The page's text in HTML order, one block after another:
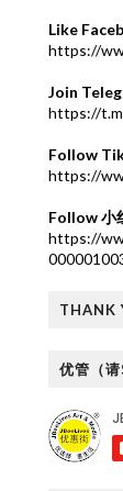
Like
https://
Join
https://
Follow
https://
Follow 小
https://
THANK
优管（请